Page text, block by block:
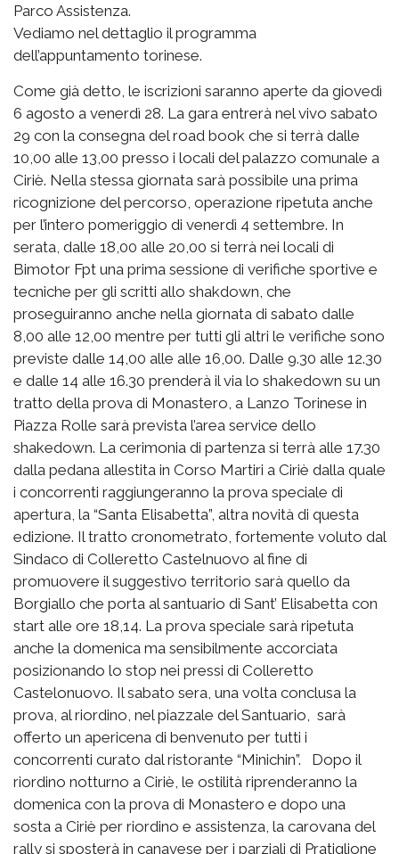
Parco Assistenza.
Vediamo nel dettaglio il programma
dell’appuntamento torinese.
Come già detto, le iscrizioni saranno aperte da giovedì
6 agosto a venerdì 28. La gara entrerà nel vivo sabato
29 con la consegna del road book che si terrà dalle
10,00 alle 13,00 presso i locali del palazzo comunale a
Ciriè. Nella stessa giornata sarà possibile una prima
ricognizione del percorso, operazione ripetuta anche
per l’intero pomeriggio di venerdì 4 settembre. In
serata, dalle 18,00 alle 20,00 si terrà nei locali di
Bimotor Fpt una prima sessione di verifiche sportive e
tecniche per gli scritti allo shakdown, che
proseguiranno anche nella giornata di sabato dalle
8,00 alle 12,00 mentre per tutti gli altri le verifiche sono
previste dalle 14,00 alle alle 16,00. Dalle 9.30 alle 12.30
e dalle 14 alle 16.30 prenderà il via lo shakedown su un
tratto della prova di Monastero, a Lanzo Torinese in
Piazza Rolle sarà prevista l’area service dello
shakedown. La cerimonia di partenza si terrà alle 17.30
dalla pedana allestita in Corso Martiri a Ciriè dalla quale
i concorrenti raggiungeranno la prova speciale di
apertura, la “Santa Elisabetta”, altra novità di questa
edizione. Il tratto cronometrato, fortemente voluto dal
Sindaco di Colleretto Castelnuovo al fine di
promuovere il suggestivo territorio sarà quello da
Borgiallo che porta al santuario di Sant’ Elisabetta con
start alle ore 18,14. La prova speciale sarà ripetuta
anche la domenica ma sensibilmente accorciata
posizionando lo stop nei pressi di Colleretto
Castelonuovo. Il sabato sera, una volta conclusa la
prova, al riordino, nel piazzale del Santuario, sarà
offerto un apericena di benvenuto per tutti i
concorrenti curato dal ristorante “Minichin”. Dopo il
riordino notturno a Ciriè, le ostilità riprenderanno la
domenica con la prova di Monastero e dopo una
sosta a Ciriè per riordino e assistenza, la carovana del
rally si sposterà in canavese per i parziali di Pratiglione